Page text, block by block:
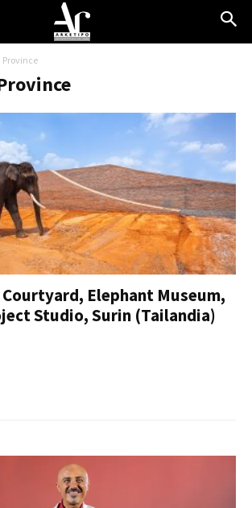
Province
Elephant Museum,
Studio, Surin (Tailandia)